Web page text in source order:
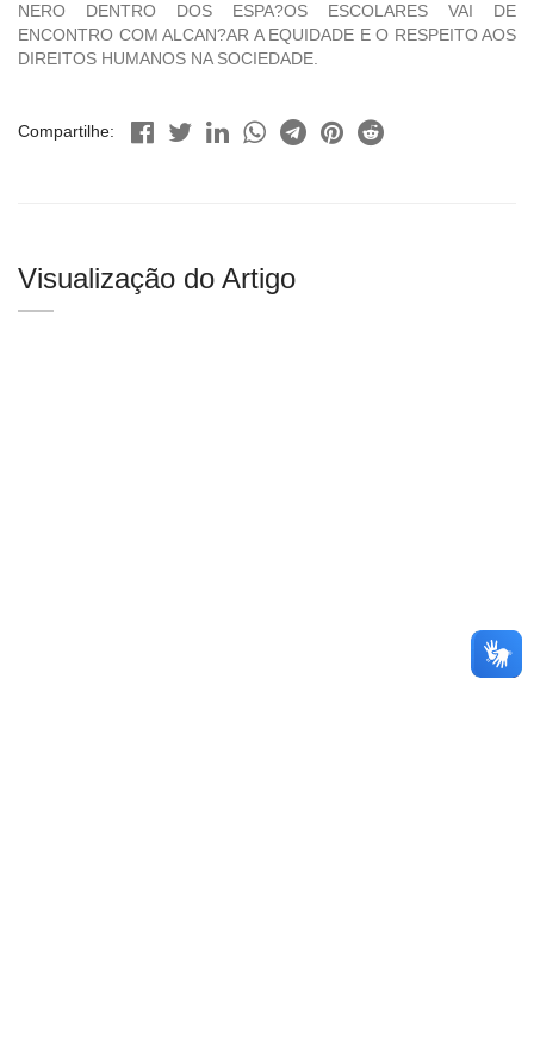
NERO DENTRO DOS ESPA?OS ESCOLARES VAI DE
ENCONTRO COM ALCAN?AR A EQUIDADE E O RESPEITO AOS
DIREITOS HUMANOS NA SOCIEDADE.
Compartilhe:
Visualização do Artigo